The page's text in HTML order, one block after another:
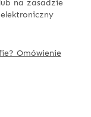
na zasadzie
Omówienie